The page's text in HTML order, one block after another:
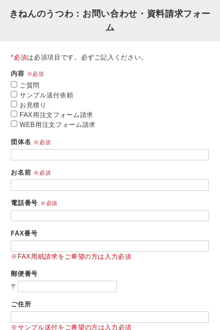
きねんのうつわ：お問い合わせ・資料請求フォー
ム
*必須は必須項目です。必ずご記入ください。
内容 ※必須
ご質問
サンプル送付依頼
お見積り
FAX用注文フォーム請求
WEB用注文フォーム請求
団体名 ※必須
お名前 ※必須
電話番号 ※必須
FAX番号
※FAX用紙請求をご希望の方は入力必須
郵便番号
〒
ご住所
※サンプル送付をご希望の方は入力必須